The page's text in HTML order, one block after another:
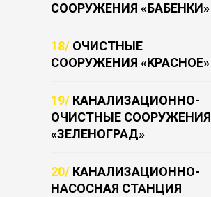
СООРУЖЕНИЯ «БАБЕНКИ»
18/ ОЧИСТНЫЕ
СООРУЖЕНИЯ «КРАСНОЕ»
19/ КАНАЛИЗАЦИОННО-
ОЧИСТНЫЕ СООРУЖЕНИЯ
«ЗЕЛЕНОГРАД»
20/ КАНАЛИЗАЦИОННО-
НАСОСНАЯ СТАНЦИЯ